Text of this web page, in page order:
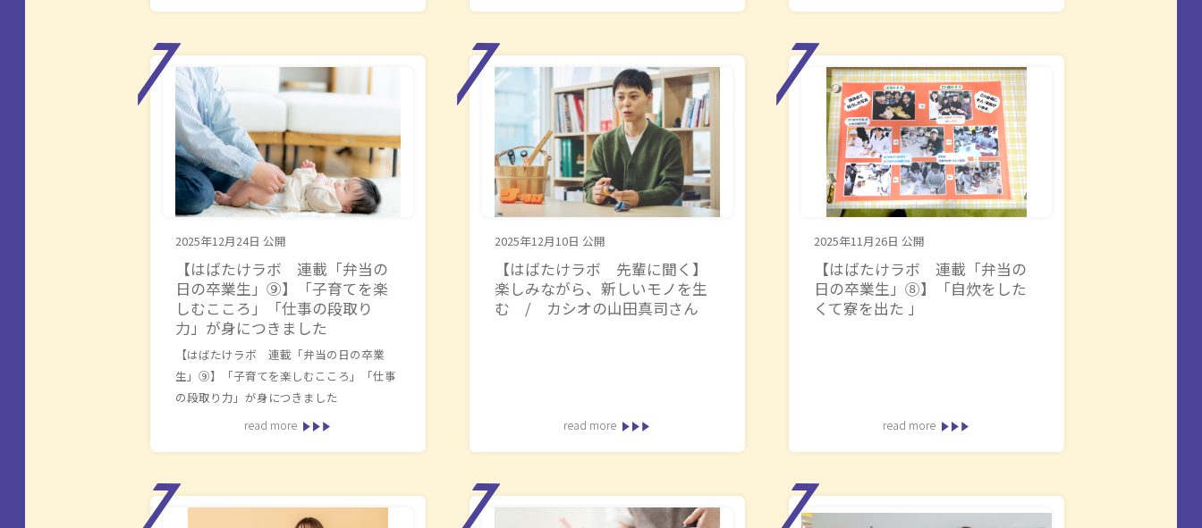
2025年12月24日 公開
【はばたけラボ 連載「弁当の
日の卒業生」⑨】「子育てを楽
しむこころ」「仕事の段取り
力」が身につきました
【はばたけラボ 連載「弁当の日の卒業
生」⑨】「子育てを楽しむこころ」「仕事
の段取り力」が身につきました
read more
2025年12月10日 公開
【はばたけラボ 先輩に聞く】
楽しみながら、新しいモノを生
む / カシオの山田真司さん
read more
2025年11月26日 公開
【はばたけラボ 連載「弁当の
日の卒業生」⑧】「自炊をした
くて寮を出た 」
read more